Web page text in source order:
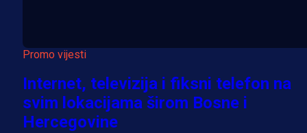
Promo vijesti
Internet, televizija i fiksni telefon na
svim lokacijama širom Bosne i
Hercegovine